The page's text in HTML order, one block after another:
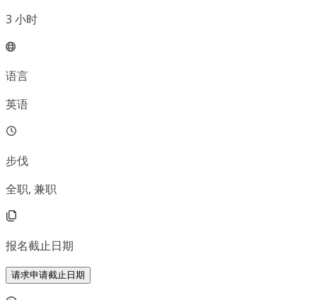
3 小时
语言
英语
步伐
全职, 兼职
报名截止日期
请求申请截止日期